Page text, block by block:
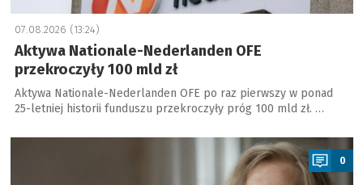
07.08.2026 (13:24)
Aktywa Nationale-Nederlanden OFE
przekroczyły 100 mld zł
Aktywa Nationale-Nederlanden OFE po raz pierwszy w ponad
25-letniej historii funduszu przekroczyły próg 100 mld zł. …
a
0